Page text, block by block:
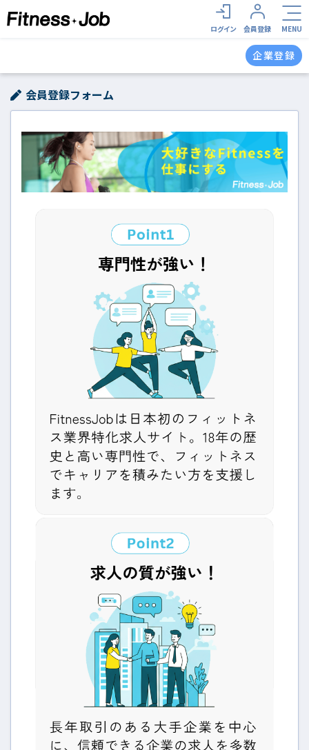
ログイン 会員登録 MENU
企業登録
会員登録フォーム